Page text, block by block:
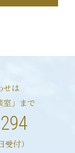
せは
室」まで
付）